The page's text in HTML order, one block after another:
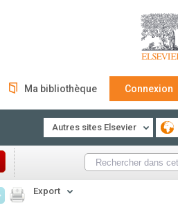
Ma bibliothèque Connexion
Autres sites Elsevier
Export